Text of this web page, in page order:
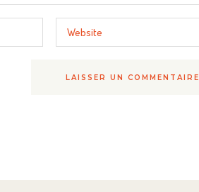
LAISSER UN COMMENTAIRE